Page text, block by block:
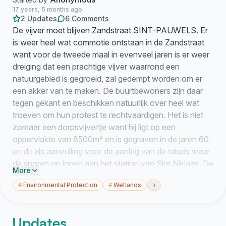
17 years, 5 months ago
2 Updates 6 Comments
De vijver moet blijven Zandstraat SINT-PAUWELS. Er
is weer heel wat commotie ontstaan in de Zandstraat
want voor de tweede maal in evenveel jaren is er weer
dreiging dat een prachtige vijver waarrond een
natuurgebied is gegroeid, zal gedempt worden om er
een akker van te maken. De buurtbewoners zijn daar
tegen gekant en beschikken natuurlijk over heel wat
troeven om hun protest te rechtvaardigen. Het is niet
zomaar een dorpsvijvertje want hij ligt op een
oppervlakte van 8500m² en is gegraven in de jaren 60
en dit als aanvulling voor de aanleg van de taluds waar
de sporen op lopen aan het station van Sint Niklaas. De
vijver heeft een diepte van 7 tot 8 meter. Natuurlijk
moeten we er dan bij vertellen dat na verloop van jaren
bufferbekken en natuurlijk een prachtige habitat waar
More
#Environmental Protection #Wetlands ›